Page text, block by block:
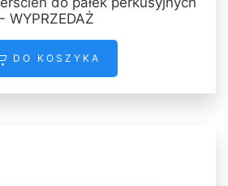
- WYPRZEDAŻ
DO KOSZYKA